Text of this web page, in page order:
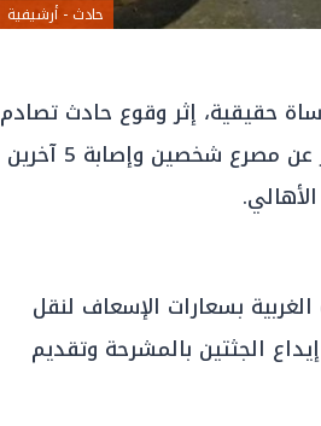
حادث - أرشيفية
حقيقية، إثر وقوع حادث تصادم
مروع بين دراجتين ناريتين أثناء الاحتفال، مما أسفر عن مصرع شخصين وإصابة 5 آخرين
بسعارات الإسعاف لنقل
الجثتين بالمشرحة وتقديم